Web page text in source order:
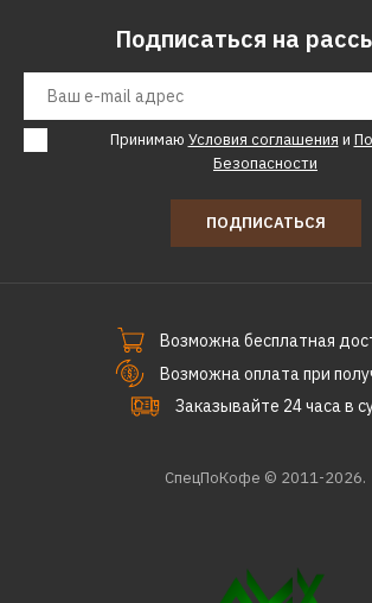
Подписаться на
Принимаю Условия соглашения и
Безопасности
ПОДПИСАТЬСЯ
Возможна бесплатная
Возможна оплата при
Заказывайте 24 часа в
СпецПоКофе © 2011-2026.